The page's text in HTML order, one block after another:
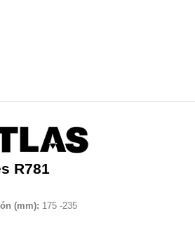
R781
(mm): 175 -235